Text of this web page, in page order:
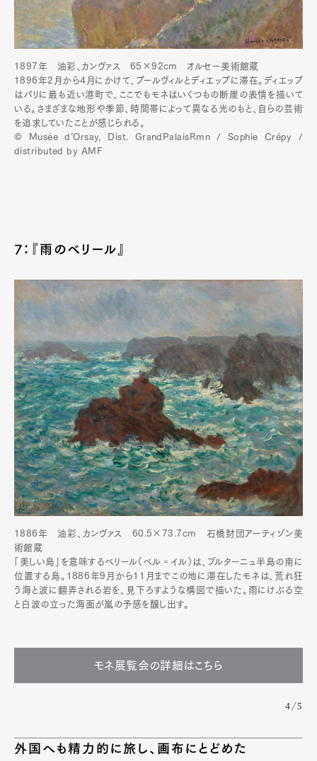
1897年 油彩、カンヴァス 65×92cm︎ オルセー美術館蔵
1896年2月から4月にかけて、プールヴィルとディエップに滞在。ディエップ
はパリに最も近い港町で、ここでもモネはいくつもの断崖の表情を描いて
いる。さまざまな地形や季節、時間帯によって異なる光のもと、自らの芸術
を追求していたことが感じられる。
© Musée d’Orsay, Dist. GrandPalaisRmn / Sophie Crépy /
distributed by AMF
7：『雨のベリール』
1886年 油彩、カンヴァス 60.5×73.7cm 石橋財団アーティゾン美
術館蔵
「美しい島」を意味するベリール（ベル゠イル）は、ブルターニュ半島の南に
位置する島。1886年9月から11月までこの地に滞在したモネは、荒れ狂
う海と波に翻弄される岩を、見下ろすような構図で描いた。雨にけぶる空
と白波の立った海面が嵐の予感を醸し出す。
モネ展覧会の詳細はこちら
4/5
外国へも精力的に旅し、画布にとどめた